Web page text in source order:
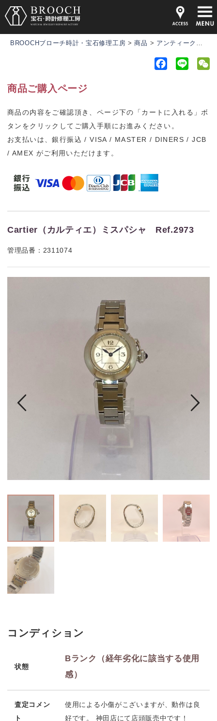
BROOCHブローチ時計・宝石修理工房 >商品 > アンティーク時計
b
o
o
商品ご購入ページ
商品の内容をご確認頂き、ページ下の「カートに入れる」ボ
タンをクリックしてご購入手順にお進みください。
お支払いは、銀行振込 / VISA / MASTER / DINERS / JCB
/ AMEX がご利用いただけます。
Cartier（カルティエ）ミスパシャ Ref.2973
管理品番：2311074
コンディション
状態
Bランク（経年劣化に該当する使用
感）
査定コメン
ト
使用による小傷がこざいますが、動作は良
好です。 神田店にて店頭販売中です！